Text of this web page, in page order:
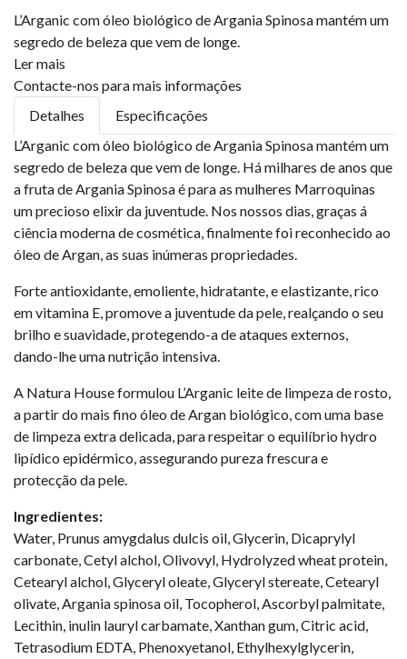
L’Arganic com óleo biológico de Argania Spinosa mantém um
segredo de beleza que vem de longe.
Ler mais
Contacte-nos para mais informações
Detalhes
Especificações
L’Arganic com óleo biológico de Argania Spinosa mantém um
segredo de beleza que vem de longe. Há milhares de anos que
a fruta de Argania Spinosa é para as mulheres Marroquinas
um precioso elixir da juventude. Nos nossos dias, graças á
ciência moderna de cosmética, finalmente foi reconhecido ao
óleo de Argan, as suas inúmeras propriedades.
Forte antioxidante, emoliente, hidratante, e elastizante, rico
em vitamina E, promove a juventude da pele, realçando o seu
brilho e suavidade, protegendo-a de ataques externos,
dando-lhe uma nutrição intensiva.
A Natura House formulou L’Arganic leite de limpeza de rosto,
a partir do mais fino óleo de Argan biológico, com uma base
de limpeza extra delicada, para respeitar o equilíbrio hydro
lipídico epidérmico, assegurando pureza frescura e
protecção da pele.
Ingredientes:
Water, Prunus amygdalus dulcis oil, Glycerin, Dicaprylyl
carbonate, Cetyl alchol, Olivovyl, Hydrolyzed wheat protein,
Cetearyl alchol, Glyceryl oleate, Glyceryl stereate, Cetearyl
olivate, Argania spinosa oil, Tocopherol, Ascorbyl palmitate,
Lecithin, inulin lauryl carbamate, Xanthan gum, Citric acid,
Tetrasodium EDTA, Phenoxyetanol, Ethylhexylglycerin,